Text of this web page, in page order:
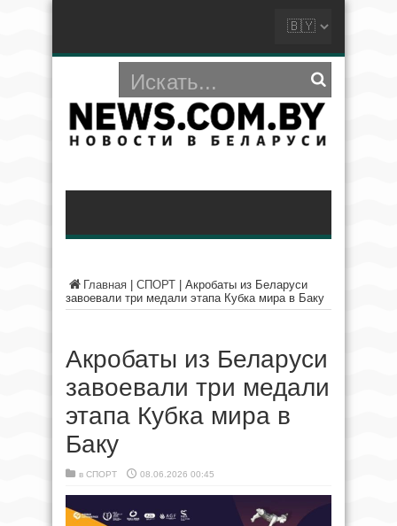
Главная СПОРТ
Акробаты из Беларуси
завоевали три медали этапа Кубка мира в Баку
Акробаты из Беларуси
завоевали три медали
этапа Кубка мира в
Баку
в СПОРТ 08.06.2026 00:45